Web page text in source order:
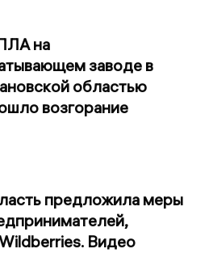
на
заводе в
областью
возгорание
предложила меры
Видео